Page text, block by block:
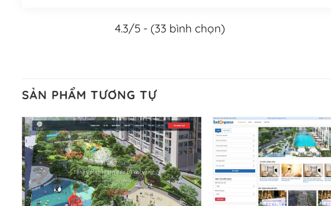
Khi bạn sử dụng WordPress, thì vấn đề giao diện của bạn trở nên dễ
– Sở hữu một cộng đồng lớn, sẵn sàng hỗ trợ
WordPress là nơi lưu trữ cho một diễn đàn cộng đồng khổng lồ được
cuồng tín WordPress.
Nếu bạn gặp khó khăn, bạn có thể lên mạng và tìm kiếm những cộng
4.3/5 - (33 bình chọn)
SẢN PHẨM TƯƠNG TỰ